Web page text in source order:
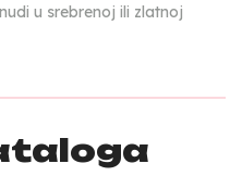
u srebrenoj ili zlatnoj